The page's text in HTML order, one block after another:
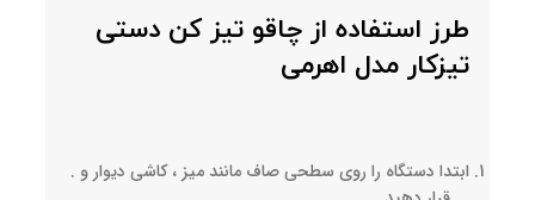
طرز استفاده از چاقو تیز کن دستی
تیزکار مدل اهرمی
ابتدا دستگاه را روی سطحی صاف مانند میز ، کاشی دیوار و .